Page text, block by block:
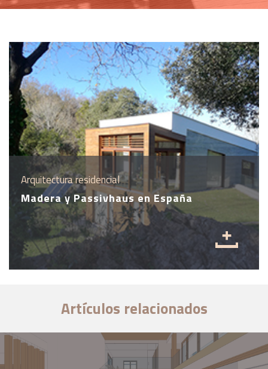
Arquitectura residencial
Madera y Passivhaus en España
Artículos relacionados